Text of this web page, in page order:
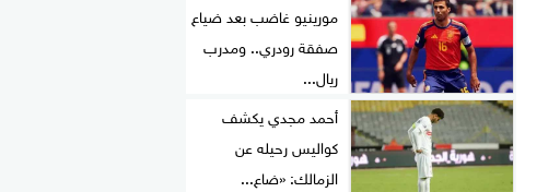
مورينيو غاضب بعد ضياع
صفقة رودري.. ومدرب
ريال...
أحمد مجدي يكشف
كواليس رحيله عن
الزمالك: «ضاع...